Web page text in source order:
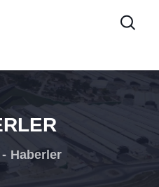
Haberler